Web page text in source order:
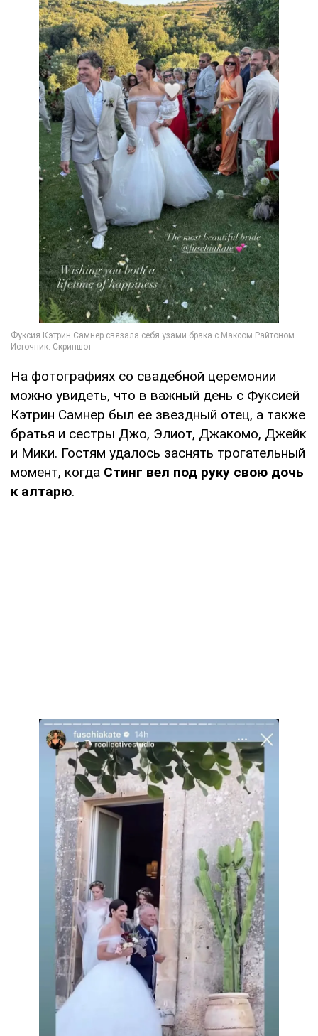
На фотографиях со свадебной церемонии
можно увидеть, что в важный день с Фуксией
Кэтрин Самнер был ее звездный отец, а также
братья и сестры Джо, Элиот, Джакомо, Джейк
и Мики. Гостям удалось заснять трогательный
момент, когда Стинг вел под руку свою дочь
к алтарю.